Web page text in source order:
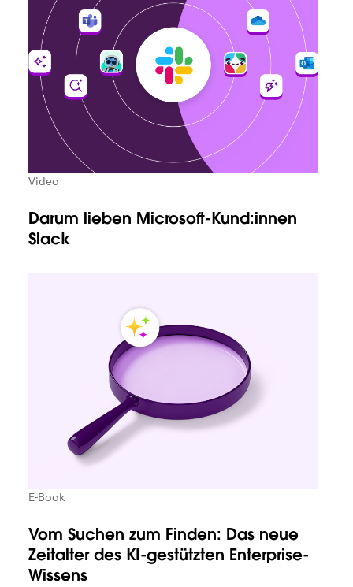
Video
Darum lieben Microsoft-Kund:innen
Slack
E-Book
Vom Suchen zum Finden: Das neue
Zeitalter des KI-gestützten Enterprise-
Wissens